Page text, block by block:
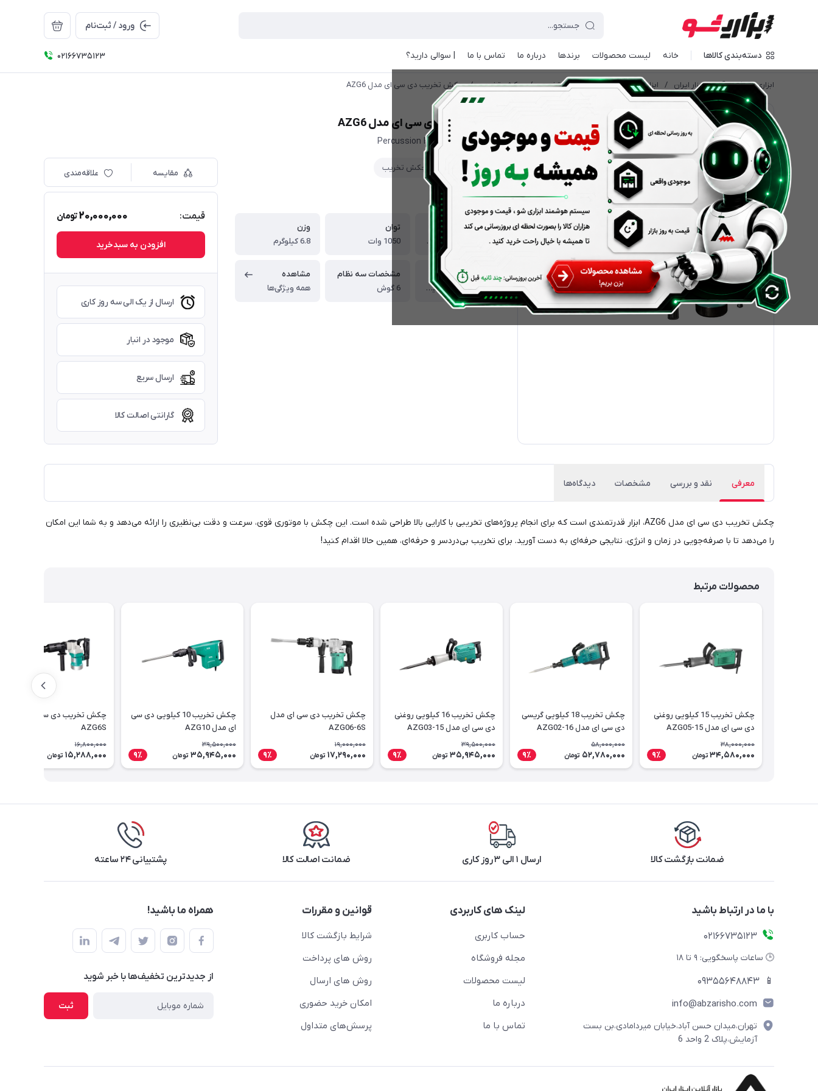
ورود / ثبت‌نام
دسته‌بندی کالاها خانه لیست محصولات برندها درباره ما تماس با ما | سوالی دارید؟ ۰۲۱66735123
ابزاری شو | بازار آنلاین ابزار ایران / ابزار برقی / بتن کن و چکش تخریب / چکش تخریب / چکش تخریب دی سی ای مدل AZG6
چکش تخریب دی سی ای مدل AZG6
Percussion Hammer AZG6 DCA
چکش تخریب
ویژگی‌ها
گارانتی
18 ماه شرکت صنعتی نگین
توان
1050 وات
وزن
6.8 کیلوگرم
تعداد ضربه
2900 ضربه در دقیقه
مشخصات سه نظام
6 گوش
مشاهده
همه ویژگی‌ها
مقایسه علاقه‌مندی
قیمت: 20,000,000تومان
افزودن به سبدخرید
ارسال از یک الی سه روز کاری
موجود در انبار
ارسال سریع
گارانتی اصالت کالا
معرفی نقد و بررسی مشخصات دیدگاه‌ها
چکش تخریب دی سی ای مدل AZG6، ابزار قدرتمندی است که برای انجام پروژه‌های تخریبی با کارایی بالا طراحی شده است. این چکش با موتوری قوی، سرعت و دقت بی‌نظیری را ارائه می‌دهد و به شما این امکان
را می‌دهد تا با صرفه‌جویی در زمان و انرژی، نتایجی حرفه‌ای به دست آورید. برای تخریب بی‌دردسر و حرفه‌ای، همین حالا اقدام کنید!
محصولات مرتبط
چکش تخریب 15 کیلویی روغنی
دی سی ای مدل AZG05-15
38,000,000
34,580,000 تومان 9٪
چکش تخریب 18 کیلویی گریسی
دی سی ای مدل AZG02-16
58,000,000
52,780,000 تومان 9٪
چکش تخریب 16 کیلویی روغنی
دی سی ای مدل AZG03-15
39,500,000
35,945,000 تومان 9٪
چکش تخریب دی سی ای مدل
AZG06-6S
19,000,000
17,290,000 تومان 9٪
چکش تخریب 10 کیلویی دی سی
ای مدل AZG10
39,500,000
35,945,000 تومان 9٪
چکش تخریب دی سی ای مدل
AZG6S
16,800,000
15,288,000 تومان
ضمانت بازگشت کالا ارسال ۱ الی ۳ روز کاری ضمانت اصالت کالا پشتیبانی ۲۴ ساعته
با ما در ارتباط باشید
02166735123
🕒 ساعات پاسخگویی: ۹ تا ۱۸
📱
09355648843
info@abzarisho.com
تهران،میدان حسن آباد،خیابان میردامادی،بن بست
آزمایش،پلاک 2 واحد 6
لینک های کاربردی
حساب کاربری
مجله فروشگاه
لیست محصولات
درباره ما
تماس با ما
قوانین و مقررات
شرایط بازگشت کالا
روش های پرداخت
روش های ارسال
امکان خرید حضوری
پرسش‌های متداول
همراه ما باشید!
از جدید‌ترین تخفیف‌ها با‌ خبر شوید
ثبت